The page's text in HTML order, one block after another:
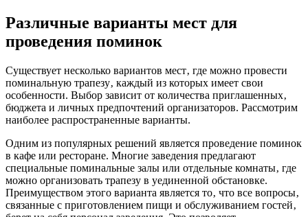
Различные варианты мест для
проведения поминок
Существует несколько вариантов мест‚ где можно провести
поминальную трапезу‚ каждый из которых имеет свои
особенности. Выбор зависит от количества приглашенных‚
бюджета и личных предпочтений организаторов. Рассмотрим
наиболее распространенные варианты.
Одним из популярных решений является проведение поминок
в кафе или ресторане. Многие заведения предлагают
специальные поминальные залы или отдельные комнаты‚ где
можно организовать трапезу в уединенной обстановке.
Преимуществом этого варианта является то‚ что все вопросы‚
связанные с приготовлением пищи и обслуживанием гостей‚